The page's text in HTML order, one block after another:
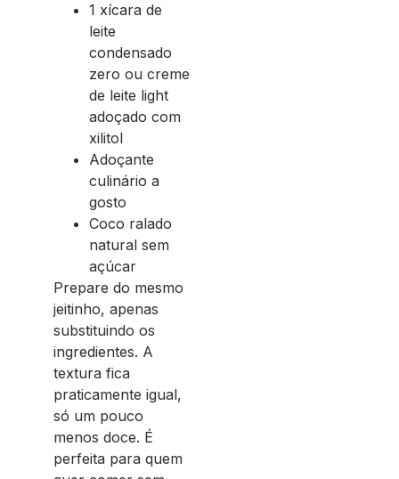
1 xícara de
leite
condensado
zero ou creme
de leite light
adoçado com
xilitol
Adoçante
culinário a
gosto
Coco ralado
natural sem
açúcar
Prepare do mesmo
jeitinho, apenas
substituindo os
ingredientes. A
textura fica
praticamente igual,
só um pouco
menos doce. É
perfeita para quem